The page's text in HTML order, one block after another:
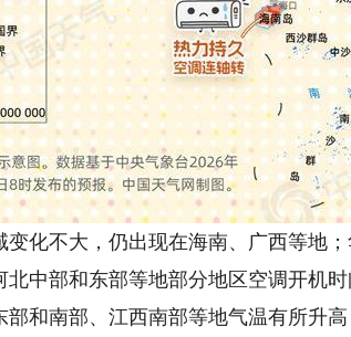
化不大，仍出现在海南、广西等地；
中部和东部等地部分地区空调开机
和南部、江西南部等地气温有所升